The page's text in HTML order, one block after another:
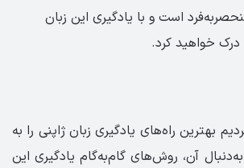
است و با یادگیری این زبان
درک خواهید کرد.
بهترین راه‌های یادگیری زبان ژاپنی را به
آن، روش‌های گام‌به‌گام یادگیری این